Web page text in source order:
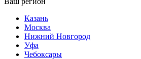
Казань
Москва
Нижний Новгород
Уфа
Чебоксары